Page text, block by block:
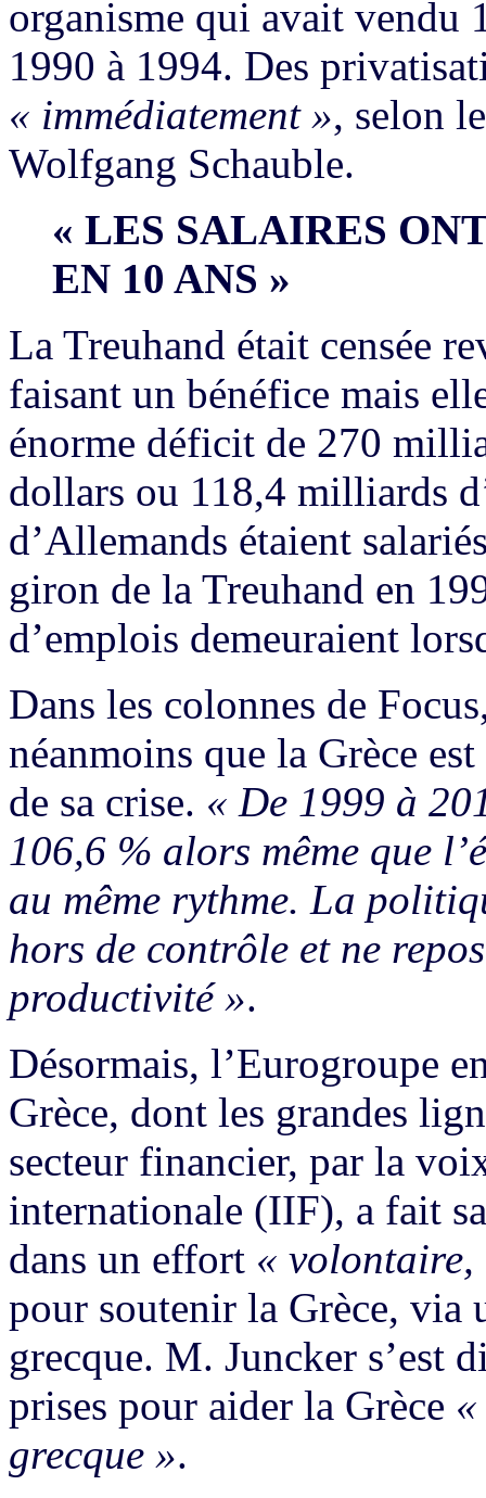
organisme qui avait vendu
1990 à 1994. Des
« immédiatement », selon
Wolfgang Schauble.
« LES SALAIRES
EN 10 ANS »
La Treuhand était censée
faisant un bénéfice mais
énorme déficit de 270
dollars ou 118,4 milliards
d’Allemands étaient
giron de la Treuhand en
d’emplois demeuraient
Dans les colonnes de
néanmoins que la Grèce
de sa crise. « De 1999 à
106,6 % alors même que
au même rythme. La
hors de contrôle et ne
productivité ».
Désormais, l’Eurogroupe
Grèce, dont les grandes
secteur financier, par la
internationale (IIF), a fait
dans un effort «
pour soutenir la Grèce, via
grecque. M. Juncker s’est
prises pour aider la Grèce
grecque ».